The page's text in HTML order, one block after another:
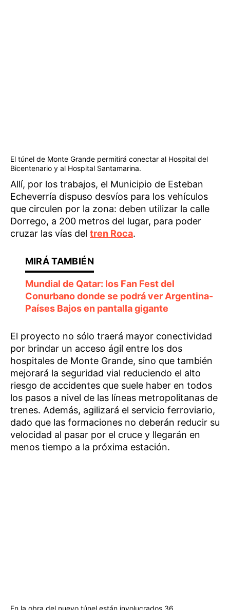
El túnel de Monte Grande permitirá conectar al Hospital del
Bicentenario y al Hospital Santamarina.
Allí, por los trabajos, el Municipio de Esteban
Echeverría dispuso desvíos para los vehículos
que circulen por la zona: deben utilizar la calle
Dorrego, a 200 metros del lugar, para poder
cruzar las vías del tren Roca.
Mundial de Qatar: los Fan Fest del
Conurbano donde se podrá ver Argentina-
Países Bajos en pantalla gigante
El proyecto no sólo traerá mayor conectividad
por brindar un acceso ágil entre los dos
hospitales de Monte Grande, sino que también
mejorará la seguridad vial reduciendo el alto
riesgo de accidentes que suele haber en todos
los pasos a nivel de las líneas metropolitanas de
trenes. Además, agilizará el servicio ferroviario,
dado que las formaciones no deberán reducir su
velocidad al pasar por el cruce y llegarán en
menos tiempo a la próxima estación.
En la obra del nuevo túnel están involucrados 36